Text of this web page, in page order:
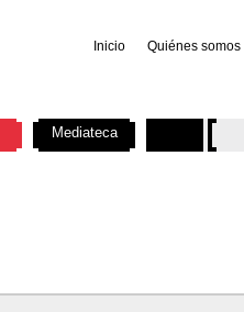
Inicio Quiénes somos
Mediateca